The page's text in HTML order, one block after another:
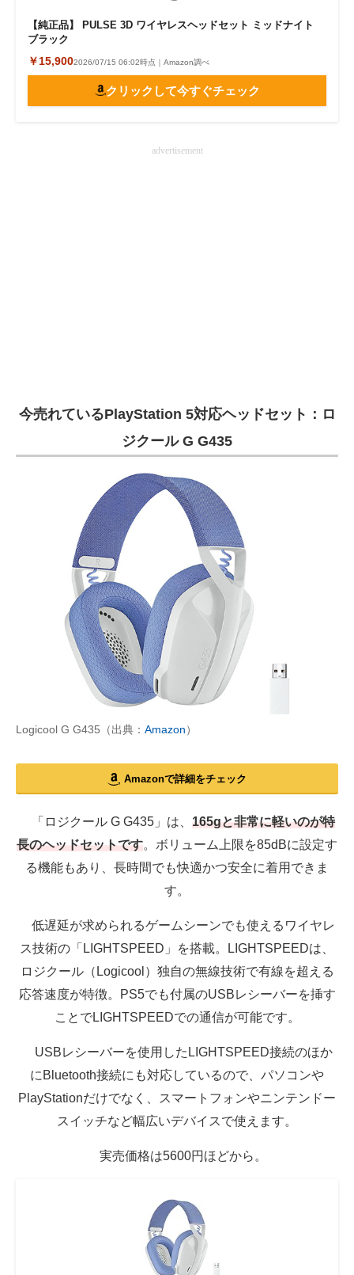
【純正品】 PULSE 3D ワイヤレスヘッドセット ミッドナイト
ブラック
￥15,9002026/07/15 06:02時点｜Amazon調べ
クリックして今すぐチェック
advertisement
今売れているPlayStation 5対応ヘッドセット：ロ
ジクール G G435
Logicool G G435（出典： Amazon）
Amazonで詳細をチェック
「ロジクール G G435」は、 165gと非常に軽いのが特
長のヘッドセットです。ボリューム上限を85dBに設定す
る機能もあり、長時間でも快適かつ安全に着用できま
す。
低遅延が求められるゲームシーンでも使えるワイヤレ
ス技術の「LIGHTSPEED」を搭載。LIGHTSPEEDは、
ロジクール（Logicool）独自の無線技術で有線を超える
応答速度が特徴。PS5でも付属のUSBレシーバーを挿す
ことでLIGHTSPEEDでの通信が可能です。
USBレシーバーを使用したLIGHTSPEED接続のほか
にBluetooth接続にも対応しているので、パソコンや
PlayStationだけでなく、スマートフォンやニンテンドー
スイッチなど幅広いデバイスで使えます。
実売価格は5600円ほどから。